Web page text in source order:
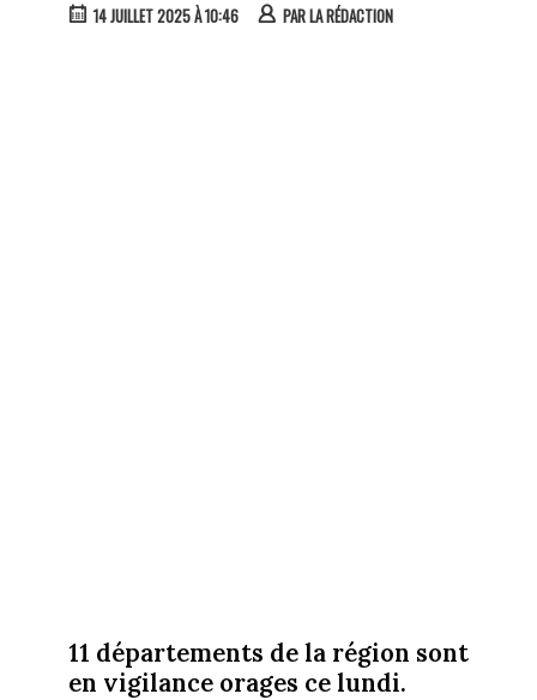
14 JUILLET 2025 À 10:46 PARLA RÉDACTION
11 départements de la région sont
en vigilance orages ce lundi.